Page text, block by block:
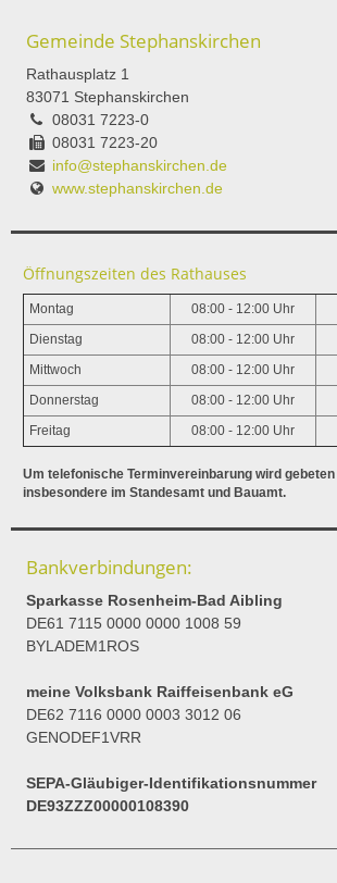
Gemeinde Stephanskirchen
Rathausplatz 1
83071 Stephanskirchen
08031 7223-0
08031 7223-20
info@stephanskirchen.de
www.stephanskirchen.de
Öffnungszeiten des Rathauses
Montag 08:00 - 12:00 Uhr
Dienstag 08:00 - 12:00 Uhr
Mittwoch 08:00 - 12:00 Uhr
Donnerstag 08:00 - 12:00 Uhr
Freitag 08:00 - 12:00 Uhr
Um telefonische Terminvereinbarung wird gebeten
insbesondere im Standesamt und Bauamt.
Bankverbindungen:
Sparkasse Rosenheim-Bad Aibling
DE61 7115 0000 0000 1008 59
BYLADEM1ROS
meine Volksbank Raiffeisenbank eG
DE62 7116 0000 0003 3012 06
GENODEF1VRR
SEPA-Gläubiger-Identifikationsnummer
DE93ZZZ00000108390